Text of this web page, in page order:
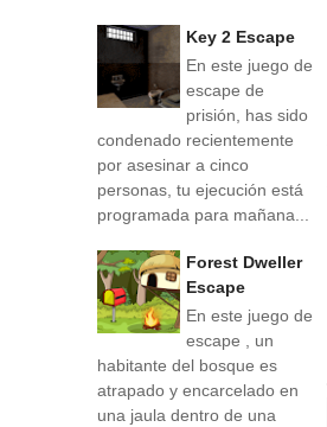
Key 2 Escape
En este juego de
escape de
prisión, has sido
condenado recientemente
por asesinar a cinco
personas, tu ejecución está
programada para mañana...
Forest Dweller
Escape
En este juego de
escape , un
habitante del bosque es
atrapado y encarcelado en
una jaula dentro de una